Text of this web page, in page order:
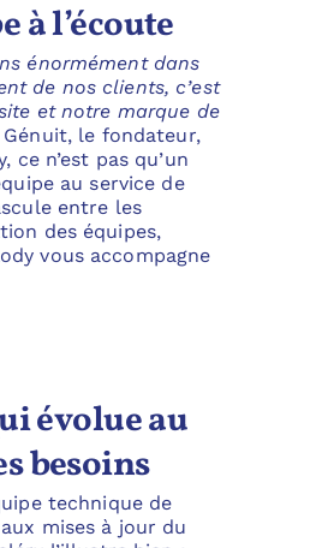
à l’écoute
énormément dans
de nos clients, c’est
et notre marque de
le fondateur,
ce n’est pas qu’un
au service de
entre les
des équipes,
vous accompagne
évolue au
besoins
technique de
mises à jour du